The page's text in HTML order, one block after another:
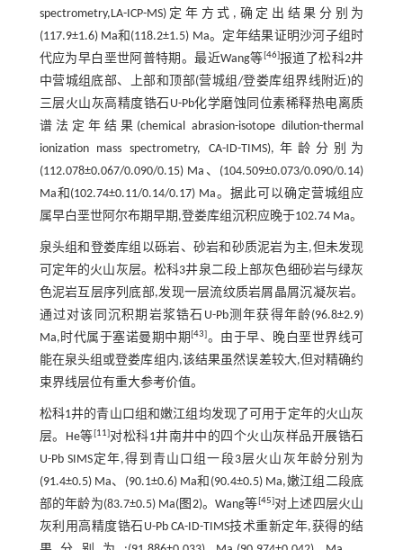
spectrometry,LA-ICP-MS)定年方式,确定出结果分别为
(117.9±1.6) Ma和(118.2±1.5) Ma。定年结果证明沙河子组时
代应为早白垩世阿普特期。最近Wang等[46]报道了松科2井
中营城组底部、上部和顶部(营城组/登娄库组界线附近)的
三层火山灰高精度锆石U-Pb化学磨蚀同位素稀释热电离质
谱法定年结果(chemical abrasion-isotope dilution-thermal
ionization mass spectrometry, CA-ID-TIMS),年龄分别为
(112.078±0.067/0.090/0.15) Ma、(104.509±0.073/0.090/0.14)
Ma和(102.74±0.11/0.14/0.17) Ma。据此可以确定营城组应
属早白垩世阿尔布期早期,登娄库组沉积应晚于102.74 Ma。
泉头组和登娄库组以砾岩、砂岩和砂质泥岩为主,但未发现
可定年的火山灰层。松科3井泉二段上部灰色细砂岩与绿灰
色泥岩互层序列底部,发现一层流纹质岩屑晶屑沉凝灰岩。
通过对该同沉积期岩浆锆石U-Pb测年获得年龄(96.8±2.9)
Ma,时代属于塞诺曼期中期[43]。由于早、晚白垩世界线可
能在泉头组或登娄库组内,该结果虽然误差较大,但对精确约
束界线层位有重大参考价值。
松科1井的青山口组和嫩江组均发现了可用于定年的火山灰
层。He等[11]对松科1井南井中的四个火山灰样品开展锆石
U-Pb SIMS定年,得到青山口组一段3层火山灰年龄分别为
(91.4±0.5) Ma、(90.1±0.6) Ma和(90.4±0.5) Ma,嫩江组二段底
部的年龄为(83.7±0.5) Ma(图2)。Wang等[45]对上述四层火山
灰利用高精度锆石U-Pb CA-ID-TIMS技术重新定年,获得的结